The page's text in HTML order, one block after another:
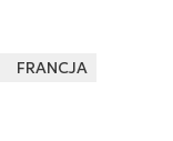
FRANCJA